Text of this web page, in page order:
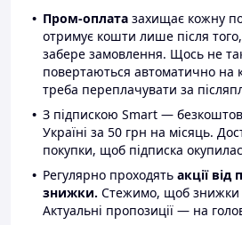
Пром-оплата захищає кожну
отримує кошти лише після
забере замовлення. Щось не
повертаються автоматично на
треба переплачувати за
З підпискою Smart —
Україні за 50 грн на місяць.
покупки, щоб підписка
Регулярно проходять акції від
знижки. Стежимо, щоб знижки
Актуальні пропозиції — на